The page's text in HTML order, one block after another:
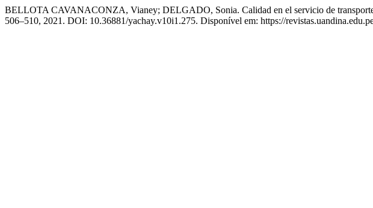
BELLOTA CAVANACONZA, Vianey; DELGADO, Sonia. Calidad en el servicio de
506–510, 2021. DOI: 10.36881/yachay.v10i1.275. Disponível em: https://